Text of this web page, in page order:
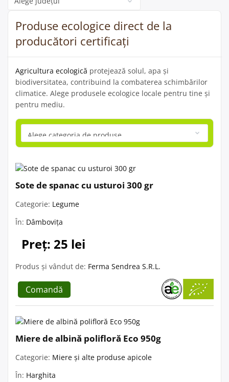
Produse ecologice direct de la
producători certificați
Agricultura ecologică protejează solul, apa și
biodiversitatea, contribuind la combaterea schimbărilor
climatice. Alege produsele ecologice locale pentru tine și
pentru mediu.
Sote de spanac cu usturoi 300 gr
Categorie: Legume
În: Dâmbovița
Preț: 25 lei
Produs și vândut de: Ferma Sendrea S.R.L.
Comandă
Miere de albină polifloră Eco 950g
Categorie: Miere și alte produse apicole
În: Harghita